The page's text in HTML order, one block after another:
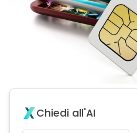
Chiedi all'AI